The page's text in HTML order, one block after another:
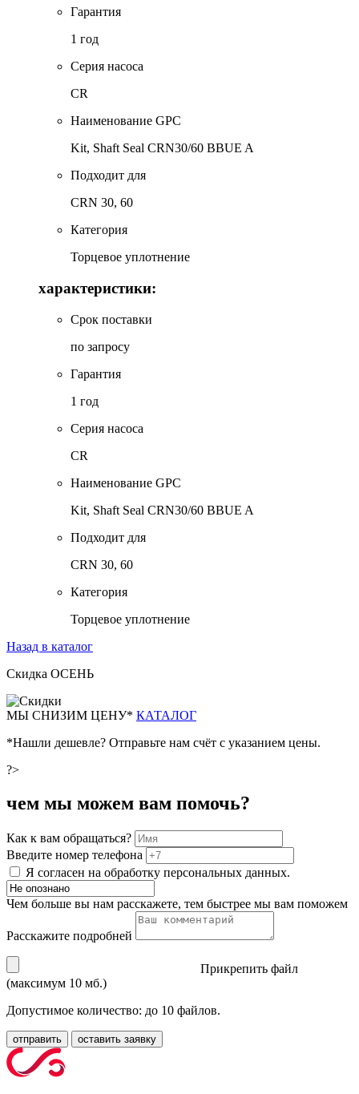
Гарантия
1 год
Серия насоса
CR
Наименование GPC
Kit, Shaft Seal CRN30/60 BBUE A
Подходит для
CRN 30, 60
Категория
Торцевое уплотнение
характеристики:
Срок поставки
по запросу
Гарантия
1 год
Серия насоса
CR
Наименование GPC
Kit, Shaft Seal CRN30/60 BBUE A
Подходит для
CRN 30, 60
Категория
Торцевое уплотнение
Назад в каталог
Скидка ОСЕНЬ
МЫ СНИЗИМ ЦЕНУ* КАТАЛОГ
*Нашли дешевле? Отправьте нам счёт с указанием цены.
?>
чем мы можем вам помочь?
Как к вам обращаться?
Введите номер телефона
Я согласен на обработку персональных данных.
Чем больше вы нам расскажете, тем быстрее мы вам поможем
Расскажите подробней
Прикрепить файл
(максимум 10 мб.)
Допустимое количество: до 10 файлов.
отправить оставить заявку